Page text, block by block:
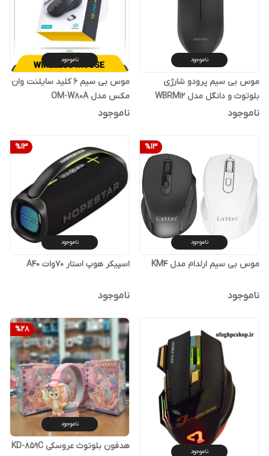
ناموجود
موس بی سیم پرودو شارژی
بلوتوث و دانگل مدل WBRM12
ناموجود
ناموجود
موس بی سیم 6 کلید سایلنت وان
مکس مدل OM-W80A
ناموجود
%13
ناموجود
موس بی سیم ارلدام مدل KM4
ناموجود
%13
ناموجود
اسپیکر هوپ استار 70وات A40
ناموجود
ناموجود
%28
ناموجود
هدفون بلوتوث عروسکی KD-859C